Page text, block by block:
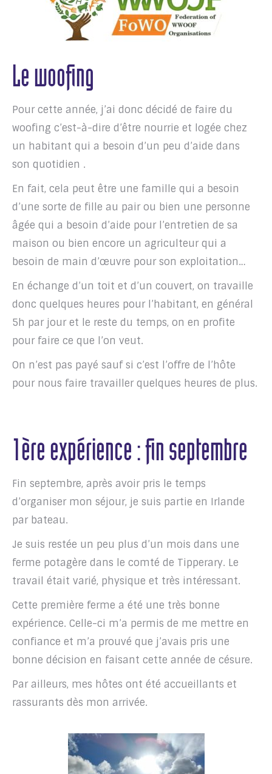
Le woofing
Pour cette année, j’ai donc décidé de faire du
woofing c’est-à-dire d’être nourrie et logée chez
un habitant qui a besoin d’un peu d’aide dans
son quotidien .
En fait, cela peut être une famille qui a besoin
d’une sorte de fille au pair ou bien une personne
âgée qui a besoin d’aide pour l’entretien de sa
maison ou bien encore un agriculteur qui a
besoin de main d’œuvre pour son exploitation…
En échange d’un toit et d’un couvert, on travaille
donc quelques heures pour l’habitant, en général
5h par jour et le reste du temps, on en profite
pour faire ce que l’on veut.
On n’est pas payé sauf si c’est l’offre de l’hôte
pour nous faire travailler quelques heures de plus.
1ère expérience : fin septembre
Fin septembre, après avoir pris le temps
d’organiser mon séjour, je suis partie en Irlande
par bateau.
Je suis restée un peu plus d’un mois dans une
ferme potagère dans le comté de Tipperary. Le
travail était varié, physique et très intéressant.
Cette première ferme a été une très bonne
expérience. Celle-ci m’a permis de me mettre en
confiance et m’a prouvé que j’avais pris une
bonne décision en faisant cette année de césure.
Par ailleurs, mes hôtes ont été accueillants et
rassurants dès mon arrivée.